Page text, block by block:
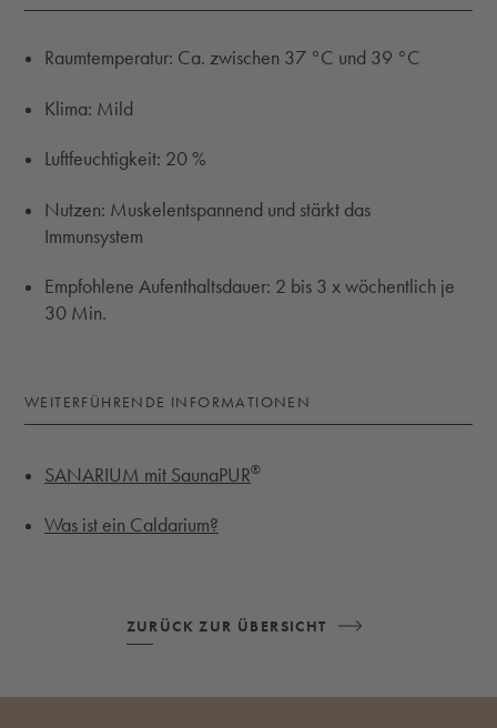
Raumtemperatur: Ca. zwischen 37 °C und 39 °C
Klima: Mild
Luftfeuchtigkeit: 20 %
Nutzen: Muskelentspannend und stärkt das
Immunsystem
Empfohlene Aufenthaltsdauer: 2 bis 3 x wöchentlich je
30 Min.
WEITERFÜHRENDE INFORMATIONEN
SANARIUM mit SaunaPUR®
Was ist ein Caldarium?
ZURÜCK ZUR ÜBERSICHT